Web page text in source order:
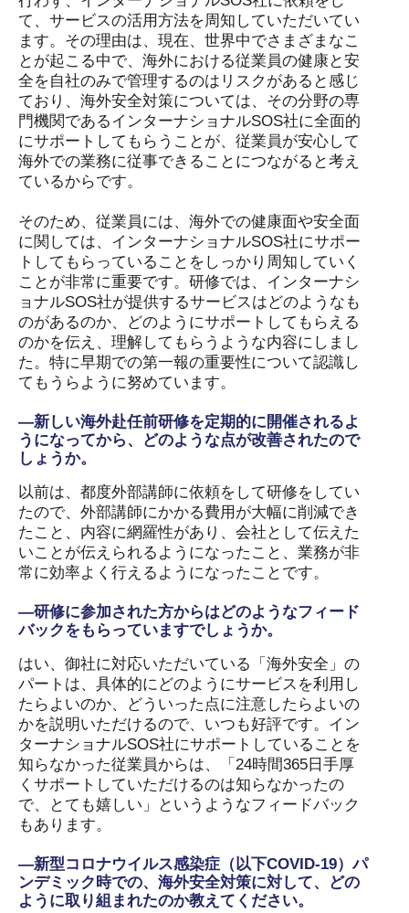
て、サービスの活用方法を周知していただいてい
ます。その理由は、現在、世界中でさまざまなこ
とが起こる中で、海外における従業員の健康と安
全を自社のみで管理するのはリスクがあると感じ
ており、海外安全対策については、その分野の専
門機関であるインターナショナルSOS社に全面的
にサポートしてもらうことが、従業員が安心して
海外での業務に従事できることにつながると考え
ているからです。
そのため、従業員には、海外での健康面や安全面
に関しては、インターナショナルSOS社にサポー
トしてもらっていることをしっかり周知していく
ことが非常に重要です。研修では、インターナシ
ョナルSOS社が提供するサービスはどのようなも
のがあるのか、どのようにサポートしてもらえる
のかを伝え、理解してもらうような内容にしまし
た。特に早期での第一報の重要性について認識し
てもうらように努めています。
―新しい海外赴任前研修を定期的に開催されるよ
うになってから、どのような点が改善されたので
しょうか。
以前は、都度外部講師に依頼をして研修をしてい
たので、外部講師にかかる費用が大幅に削減でき
たこと、内容に網羅性があり、会社として伝えた
いことが伝えられるようになったこと、業務が非
常に効率よく行えるようになったことです。
―研修に参加された方からはどのようなフィード
バックをもらっていますでしょうか。
はい、御社に対応いただいている「海外安全」の
パートは、具体的にどのようにサービスを利用し
たらよいのか、どういった点に注意したらよいの
かを説明いただけるので、いつも好評です。イン
ターナショナルSOS社にサポートしていることを
知らなかった従業員からは、「24時間365日手厚
くサポートしていただけるのは知らなかったの
で、とても嬉しい」というようなフィードバック
もあります。
―新型コロナウイルス感染症（以下COVID-19）パ
ンデミック時での、海外安全対策に対して、どの
ように取り組まれたのか教えてください。